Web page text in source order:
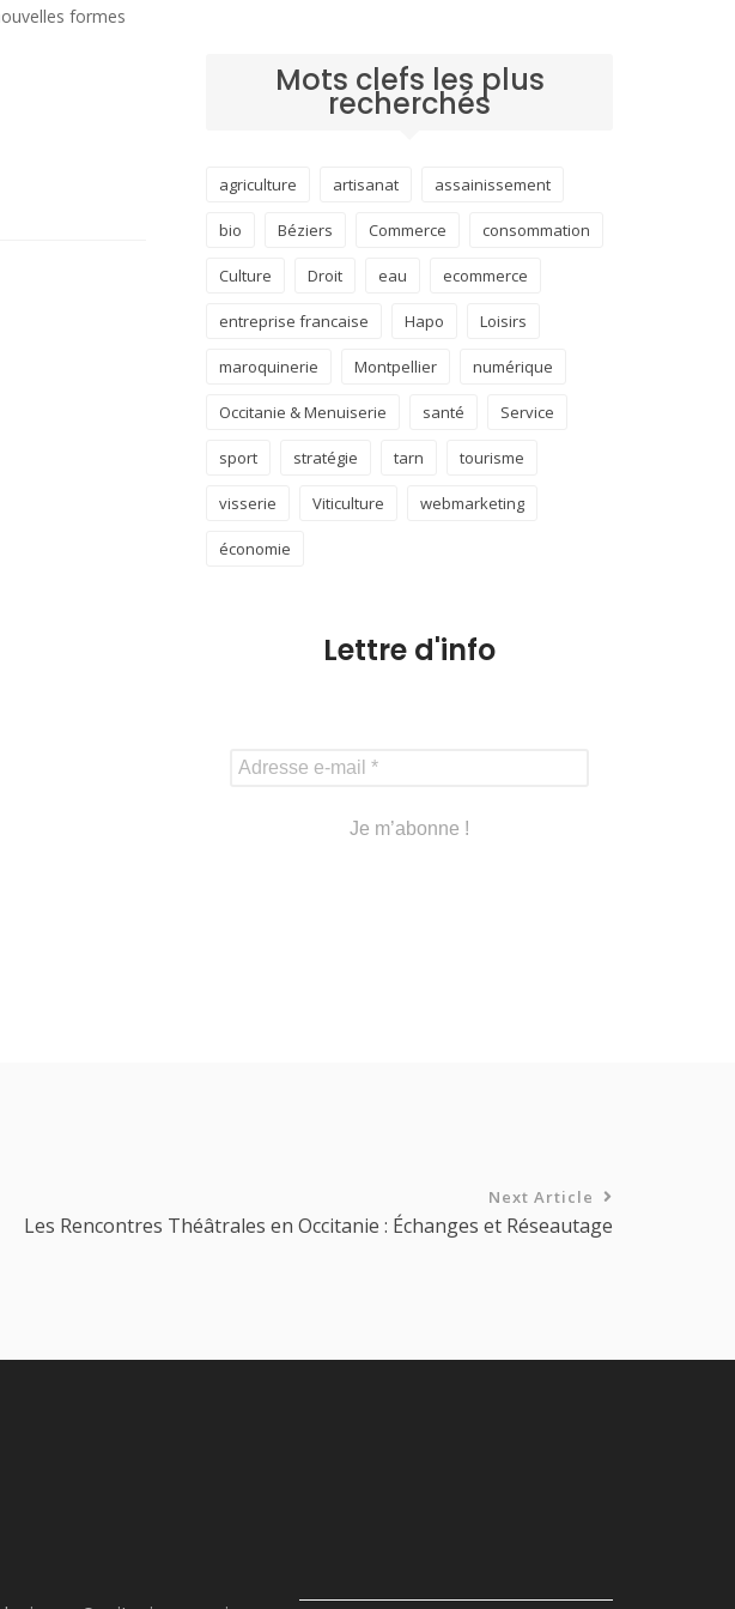
formes
Mots clefs les plus
recherchés
agriculture artisanat assainissement
bio Béziers Commerce consommation
Culture Droit eau ecommerce
entreprise francaise Hapo Loisirs
maroquinerie Montpellier numérique
Occitanie & Menuiserie santé Service
sport stratégie tarn tourisme
visserie Viticulture webmarketing
économie
Lettre d'info
Next Article
Les Rencontres Théâtrales en Occitanie : Échanges et Réseautage